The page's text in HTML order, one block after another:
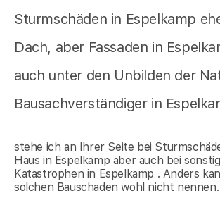
Sturmschäden in Espelkamp
Dach, aber Fassaden in
auch unter den Unbilden der
Bausachverständiger in
stehe ich an Ihrer Seite bei
Haus in Espelkamp aber auch bei
Katastrophen in Espelkamp . Anders
solchen Bauschaden wohl nicht nennen.